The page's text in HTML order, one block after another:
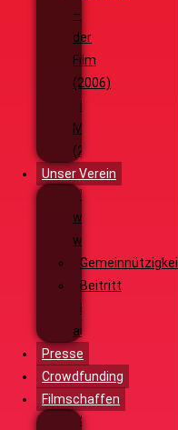
–
der
Film
(2006)
Die
Monsterjagd
(2005)
Unser Verein
Wieso,
weshalb,
warum?!
Gemeinnützigkeit
Beitritt
Filmausrüstung
ausleihen
Presse
Crowdfunding
Filmschaffen
Schauspiel